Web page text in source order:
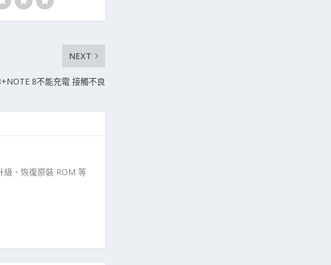
NEXT
8不能充電 接觸不良
級、恢復原裝 ROM 等